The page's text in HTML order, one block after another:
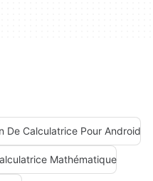
De Calculatrice Pour Android
Mathématique